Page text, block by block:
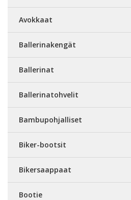
Avokkaat
Ballerinakengät
Ballerinat
Ballerinatohvelit
Bambupohjalliset
Biker-bootsit
Bikersaappaat
Bootie